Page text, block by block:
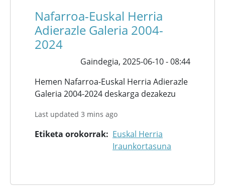
Nafarroa-Euskal Herria
Adierazle Galeria 2004-
2024
Gaindegia, 2025-06-10 - 08:44
Hemen Nafarroa-Euskal Herria Adierazle
Galeria 2004-2024 deskarga dezakezu
Last updated 3 mins ago
Etiketa orokorrak
Euskal Herria
Iraunkortasuna